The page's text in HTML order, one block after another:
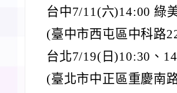
台中7/11(六)14:00 綠
(臺中市西屯區中科路
台北7/19(日)10:30、
(臺北市中正區重慶南